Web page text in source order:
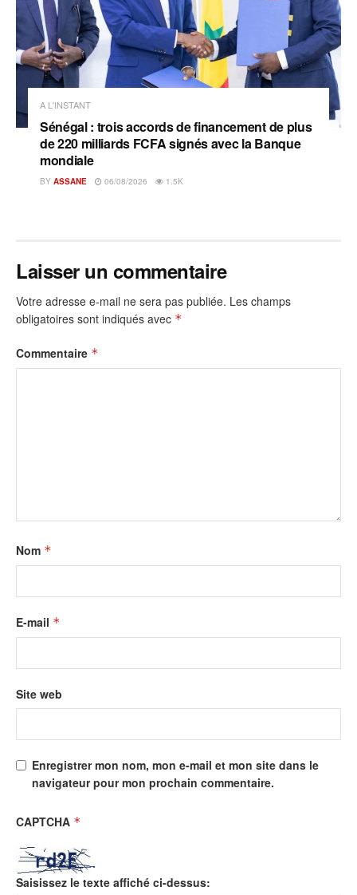
A L'INSTANT
Sénégal : trois accords de financement de plus
de 220 milliards FCFA signés avec la Banque
mondiale
BY ASSANE 06/08/2026 1.5K
Laisser un commentaire
Votre adresse e-mail ne sera pas publiée. Les champs
obligatoires sont indiqués avec *
Commentaire *
Nom *
E-mail *
Site web
Enregistrer mon nom, mon e-mail et mon site dans le
navigateur pour mon prochain commentaire.
CAPTCHA *
Saisissez le texte affiché ci-dessus: